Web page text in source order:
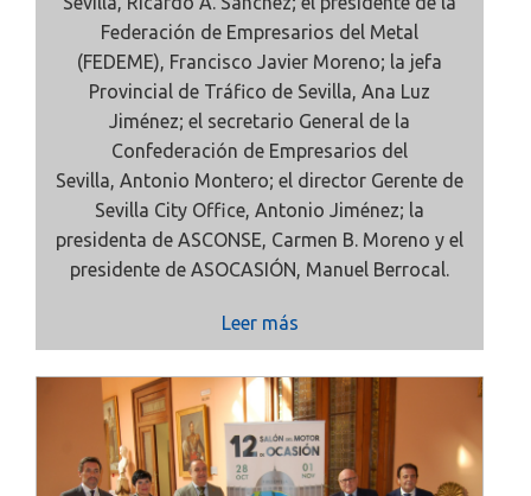
Federación de Empresarios del Metal
(FEDEME), Francisco Javier Moreno; la jefa
Provincial de Tráfico de Sevilla, Ana Luz
Jiménez; el secretario General de la
Confederación de Empresarios del
Sevilla, Antonio Montero; el director Gerente de
Sevilla City Office, Antonio Jiménez; la
presidenta de ASCONSE, Carmen B. Moreno y el
presidente de ASOCASIÓN, Manuel Berrocal.
Leer más